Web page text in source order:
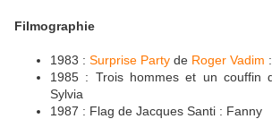
Filmographie
1983 : Surprise Party de Roger Vadim
1985 : Trois hommes et un couffin
Sylvia
1987 : Flag de Jacques Santi : Fanny